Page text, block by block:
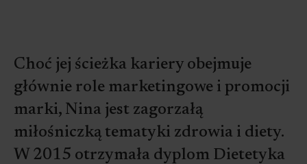
Choć jej ścieżka kariery obejmuje
głównie role marketingowe i promocji
marki, Nina jest zagorzałą
miłośniczką tematyki zdrowia i diety.
W 2015 otrzymała dyplom Dietetyka